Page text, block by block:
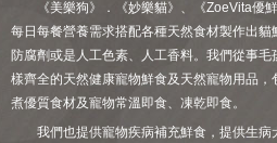
《美樂狗》．《妙樂貓》、《ZoeVita優
每日每餐營養需求搭配各種天然食材製作出
防腐劑或是人工色素、人工香料。我們從事
樣齊全的天然健康寵物鮮食及天然寵物用品
煮優質食材及寵物常溫即食、凍乾即食。
我們也提供寵物疾病補充鮮食，提供生